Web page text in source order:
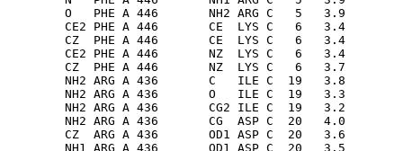
O   PHE A 446       NH2 ARG C   5   3.9
CE2 PHE A 446       CE  LYS C   6   3.4
CZ  PHE A 446       CE  LYS C   6   3.4
CE2 PHE A 446       NZ  LYS C   6   3.4
CZ  PHE A 446       NZ  LYS C   6   3.7
NH2 ARG A 436       C   ILE C  19   3.8
NH2 ARG A 436       O   ILE C  19   3.3
NH2 ARG A 436       CG2 ILE C  19   3.2
NH2 ARG A 436       CG  ASP C  20   4.0
CZ  ARG A 436       OD1 ASP C  20   3.6
NH1 ARG A 436       OD1 ASP C  20   3.5